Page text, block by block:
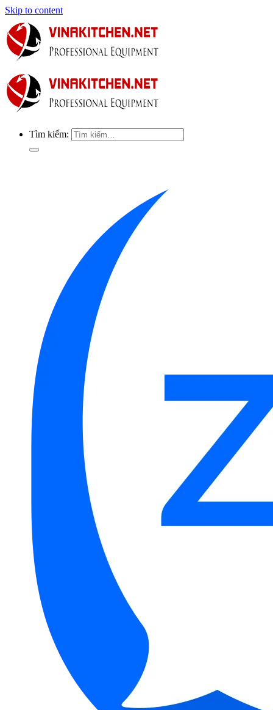
Skip to content
Tìm kiếm: